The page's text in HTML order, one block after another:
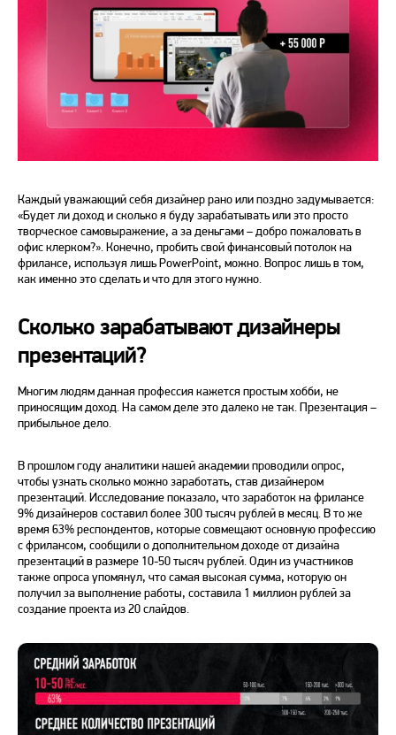
Каждый уважающий себя дизайнер рано или поздно задумывается:
«Будет ли доход и сколько я буду зарабатывать или это просто
творческое самовыражение, а за деньгами – добро пожаловать в
офис клерком?». Конечно, пробить свой финансовый потолок на
фрилансе, используя лишь PowerPoint, можно. Вопрос лишь в том,
как именно это сделать и что для этого нужно.
Сколько зарабатывают дизайнеры
презентаций?
Многим людям данная профессия кажется простым хобби, не
приносящим доход. На самом деле это далеко не так. Презентация –
прибыльное дело.
В прошлом году аналитики нашей академии проводили опрос,
чтобы узнать сколько можно заработать, став дизайнером
презентаций. Исследование показало, что заработок на фрилансе
9% дизайнеров составил более 300 тысяч рублей в месяц. В то же
время 63% респондентов, которые совмещают основную профессию
с фрилансом, сообщили о дополнительном доходе от дизайна
презентаций в размере 10-50 тысяч рублей. Один из участников
также опроса упомянул, что самая высокая сумма, которую он
получил за выполнение работы, составила 1 миллион рублей за
создание проекта из 20 слайдов.